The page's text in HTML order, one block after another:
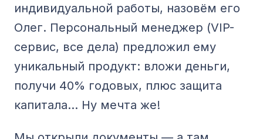
индивидуальной работы, назовём его
Олег. Персональный менеджер (VIP-
сервис, все дела) предложил ему
уникальный продукт: вложи деньги,
получи 40% годовых, плюс защита
капитала… Ну мечта же!